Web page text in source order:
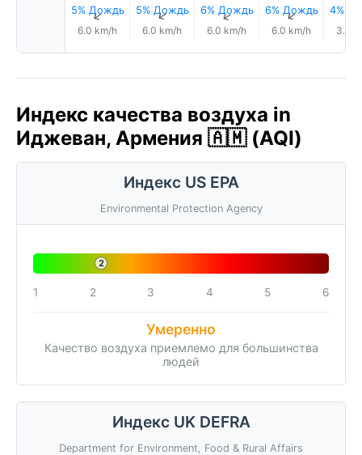
5% Дождь
↑
6.0 km/h
5% Дождь
↑
6.0 km/h
6% Дождь
↑
6.0 km/h
6% Дождь
↑
6.0 km/h
4%
3.0
Индекс качества воздуха in
Иджеван, Армения 🇦🇲 (AQI)
Индекс US EPA
Environmental Protection Agency
2
1 2 3 4 5 6
Умеренно
Качество воздуха приемлемо для большинства
людей
Индекс UK DEFRA
Department for Environment, Food & Rural Affairs